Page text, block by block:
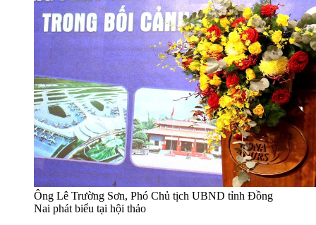
Ông Lê Trường Sơn, Phó Chủ tịch UBND tỉnh Đồng
Nai phát biểu tại hội thảo